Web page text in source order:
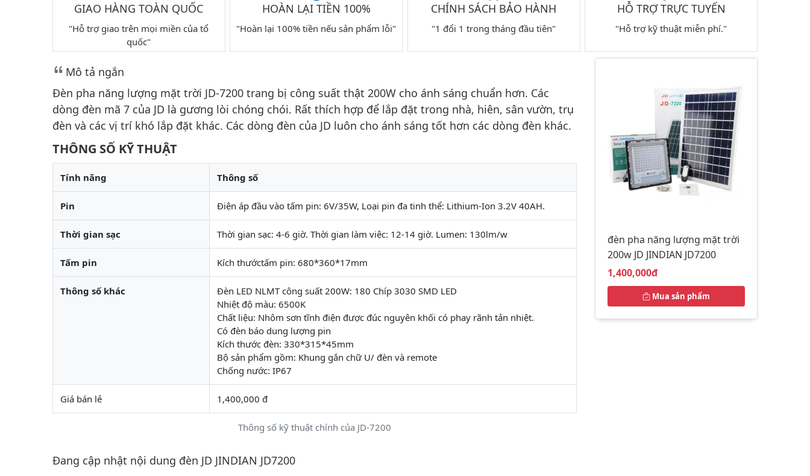
GIAO HÀNG TOÀN QUỐC
"Hỗ trợ giao trên mọi miền của tổ
quốc"
HOÀN LẠI TIỀN 100%
"Hoàn lại 100% tiền nếu sản phẩm lỗi"
CHÍNH SÁCH BẢO HÀNH
"1 đổi 1 trong tháng đầu tiên"
HỖ TRỢ TRỰC TUYẾN
"Hỗ trợ kỹ thuật miễn phí."
Mô tả ngắn
Đèn pha năng lượng mặt trời JD-7200 trang bị công suất thật 200W cho ánh sáng chuẩn hơn. Các
dòng đèn mã 7 của JD là gương lòi chóng chói. Rất thích hợp để lắp đặt trong nhà, hiên, sân vườn, trụ
đèn và các vị trí khó lắp đặt khác. Các dòng đèn của JD luôn cho ánh sáng tốt hơn các dòng đèn khác.
THÔNG SỐ KỸ THUẬT
Thông số kỹ thuật chính của JD-7200
Tính năng Thông số
Pin Điện áp đầu vào tấm pin: 6V/35W, Loại pin đa tinh thể: Lithium-Ion 3.2V 40AH.
Thời gian sạc Thời gian sạc: 4-6 giờ. Thời gian làm việc: 12-14 giờ. Lumen: 130lm/w
Tấm pin Kích thướctấm pin: 680*360*17mm
Thông số khác
Đèn LED NLMT công suất 200W: 180 Chíp 3030 SMD LED
Nhiệt độ màu: 6500K
Chất liệu: Nhôm sơn tĩnh điện được đúc nguyên khối có phay rãnh tản nhiệt.
Có đèn báo dung lượng pin
Kích thước đèn: 330*315*45mm
Bộ sản phẩm gồm: Khung gắn chữ U/ đèn và remote
Chống nước: IP67
Giá bán lẻ 1,400,000 đ
Đang cập nhật nội dung đèn JD JINDIAN JD7200
đèn pha năng lượng mặt trời
200w JD JINDIAN JD7200
Giá bán:
1,400,000đ
Mua sản phẩm